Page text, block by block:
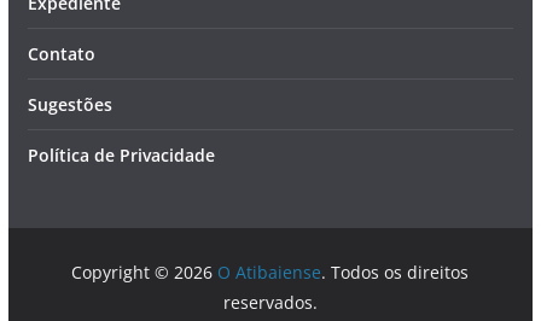
Contato
Sugestões
Política de Privacidade
Copyright © 2026 O Atibaiense. Todos os direitos
reservados.